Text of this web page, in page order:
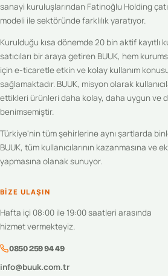
sanayi kuruluşlarından Fatinoğlu Holding
modeli ile sektöründe farklılık yaratıyor.
Kurulduğu kısa dönemde 20 bin aktif kayıtlı
satıcıları bir araya getiren BUUK, hem
için e-ticaretle etkin ve kolay kullanım
sağlamaktadır. BUUK, misyon olarak
ettikleri ürünleri daha kolay, daha uygun ve
benimsemiştir.
Türkiye'nin tüm şehirlerine aynı şartlarda
BUUK, tüm kullanıcılarının kazanmasına ve
yapmasına olanak sunuyor.
BIZE ULAŞIN
Hafta içi 08:00 ile 19:00 saatleri arasında
hizmet vermekteyiz.
0850 259 94 49
info@buuk.com.tr